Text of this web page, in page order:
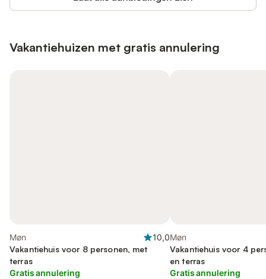
Vakantiehuizen met gratis annulering
Møn
10,0
Vakantiehuis voor 8 personen, met
terras
Gratis annulering
Møn
Vakantiehuis voor 4
en terras
Gratis annulering